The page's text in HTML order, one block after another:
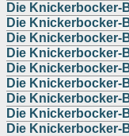
Die Knickerbocker-
Die Knickerbocker-
Die Knickerbocker-
Die Knickerbocker-
Die Knickerbocker-
Die Knickerbocker-
Die Knickerbocker-
Die Knickerbocker-
Die Knickerbocker-